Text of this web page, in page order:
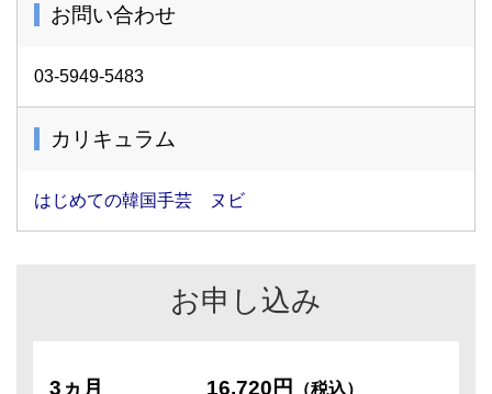
お問い合わせ
03-5949-5483
カリキュラム
はじめての韓国手芸 ヌビ
お申し込み
3ヵ月 16,720円 （税込）